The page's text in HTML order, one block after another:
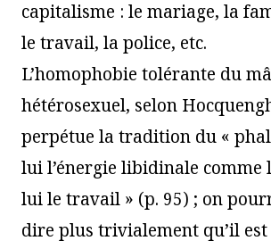
capitalisme : le mariage, la
le travail, la police, etc.
L’homophobie tolérante du
hétérosexuel, selon
perpétue la tradition du «
lui l’énergie libidinale comme
lui le travail » (p. 95) ; on
dire plus trivialement qu’il